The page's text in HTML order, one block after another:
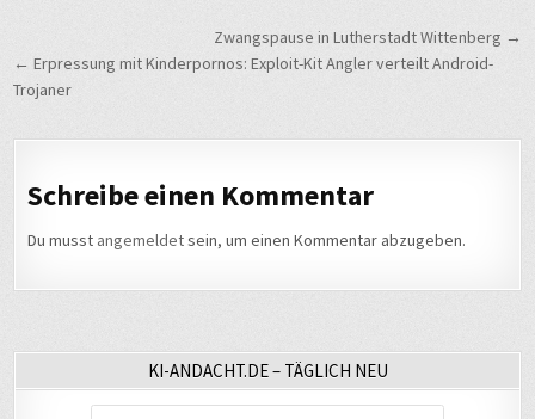
BeitragsnavigationZwangspause in Lutherstadt Wittenberg →
← Erpressung mit Kinderpornos: Exploit-Kit Angler verteilt Android-
Trojaner
Schreibe einen Kommentar
Du musst angemeldetsein, um einen Kommentar abzugeben.
KI-ANDACHT.DE – TÄGLICH NEU